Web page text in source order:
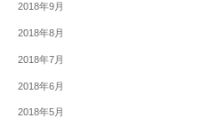
2018年9月
2018年8月
2018年7月
2018年6月
2018年5月